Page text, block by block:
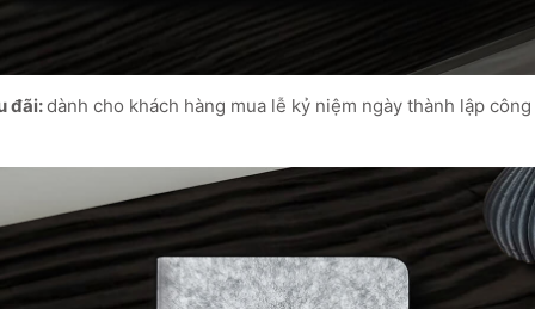
đãi:dành cho khách hàng mua lễ kỷ niệm ngày thành lập